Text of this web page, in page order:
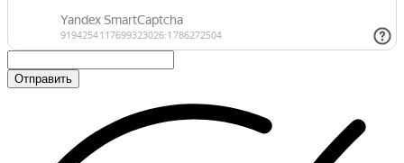
Отправить